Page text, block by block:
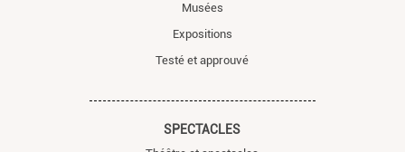
Musées
Expositions
Testé et approuvé
SPECTACLES